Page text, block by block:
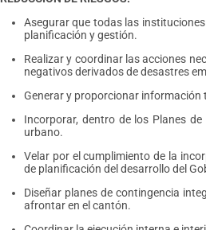
Asegurar que todas las
planificación y gestión.
Realizar y coordinar las acciones
negativos derivados de desastres
Generar y proporcionar información
Incorporar, dentro de los Planes
urbano.
Velar por el cumplimiento de la
de planificación del desarrollo del
Diseñar planes de contingencia
afrontar en el cantón.